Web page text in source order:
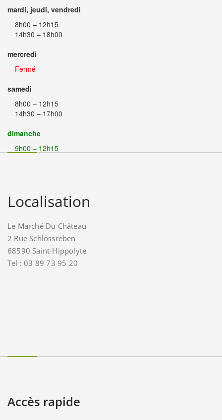
mardi, jeudi, vendredi
8h00 – 12h15
14h30 – 18h00
mercredi
Fermé
samedi
8h00 – 12h15
14h30 – 17h00
dimanche
9h00 – 12h15
Localisation
Le Marché Du Château
2 Rue Schlossreben
68590 Saint-Hippolyte
Tel : 03 89 73 95 20
Accès rapide